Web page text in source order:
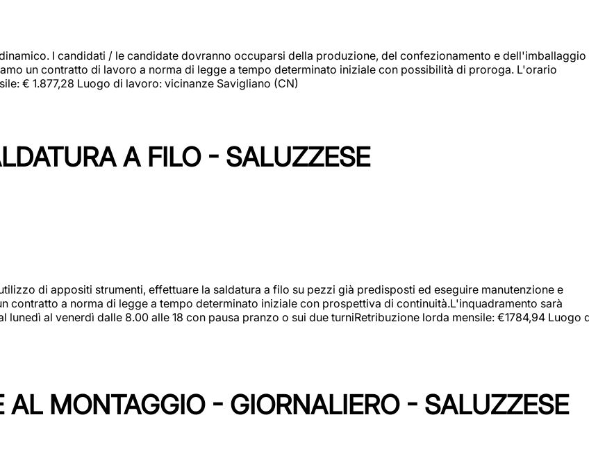
I candidati / le candidate dovranno occuparsi della produzione, del confezionamento e dell'imballaggio
un contratto di lavoro a norma di legge a tempo determinato iniziale con possibilità di proroga. L'orario
€ 1.877,28 Luogo di lavoro: vicinanze Savigliano (CN)
A FILO - SALUZZESE
di appositi strumenti, effettuare la saldatura a filo su pezzi già predisposti ed eseguire manutenzione e
a norma di legge a tempo determinato iniziale con prospettiva di continuità.L'inquadramento sarà
al venerdì dalle 8.00 alle 18 con pausa pranzo o sui due turniRetribuzione lorda mensile: €1784,94 Luogo
AL MONTAGGIO - GIORNALIERO - SALUZZESE